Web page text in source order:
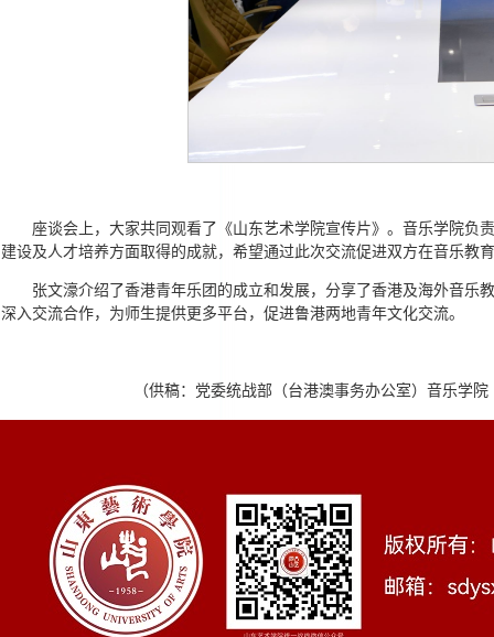
座谈会上，大家共同观看了《山东艺术学院宣传片》。音乐学院负
建设及人才培养方面取得的成就，希望通过此次交流促进双方在音乐教
张文濠介绍了香港青年乐团的成立和发展，分享了香港及海外音乐
深入交流合作，为师生提供更多平台，促进鲁港两地青年文化交流。
（供稿：党委统战部（台港澳事务办公室）音乐学